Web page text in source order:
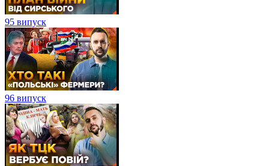
95 випуск
96 випуск